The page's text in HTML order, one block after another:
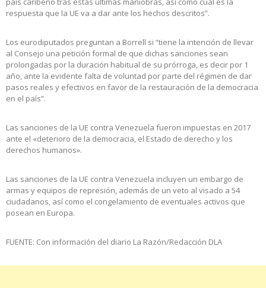
respuesta que la UE va a dar ante los hechos descritos”.
Los eurodiputados preguntan a Borrell si “tiene la intención de llevar
al Consejo una petición formal de que dichas sanciones sean
prolongadas por la duración habitual de su prórroga, es decir por 1
año, ante la evidente falta de voluntad por parte del régimen de dar
pasos reales y efectivos en favor de la restauración de la democracia
en el país”.
Las sanciones de la UE contra Venezuela fueron impuestas en 2017
ante el «deterioro de la democracia, el Estado de derecho y los
derechos humanos».
Las sanciones de la UE contra Venezuela incluyen un embargo de
armas y equipos de represión, además de un veto al visado a 54
ciudadanos, así como el congelamiento de eventuales activos que
posean en Europa.
FUENTE: Con información del diario La Razón/Redacción DLA